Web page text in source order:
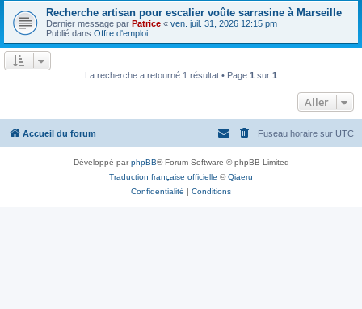
r
Recherche artisan pour escalier voûte sarrasine à Marseille
Dernier message par Patrice « ven. juil. 31, 2026 12:15 pm
Publié dans Offre d'emploi
La recherche a retourné 1 résultat • Page 1 sur 1
Aller
Accueil du forum Fuseau horaire sur UTC
Développé parphpBB® Forum Software © phpBB Limited
Traduction française officielle ©Qiaeru
Confidentialité | Conditions